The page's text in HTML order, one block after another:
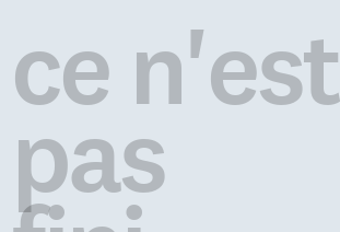
ce n'est
pas